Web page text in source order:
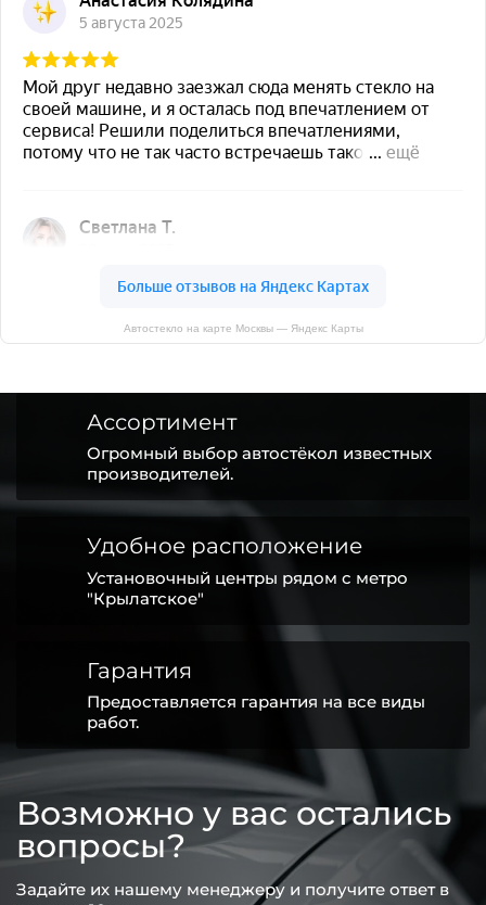
Автостекло на карте Москвы — Яндекс Карты
Ассортимент
Огромный выбор автостёкол известных
производителей.
Удобное расположение
Установочный центры рядом с метро
"Крылатское"
Гарантия
Предоставляется гарантия на все виды
работ.
Возможно у вас остались
вопросы?
Задайте их нашему менеджеру и получите ответ в